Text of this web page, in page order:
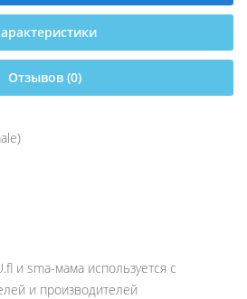
Отзывов (0)
и sma-мама используется с
и производителей